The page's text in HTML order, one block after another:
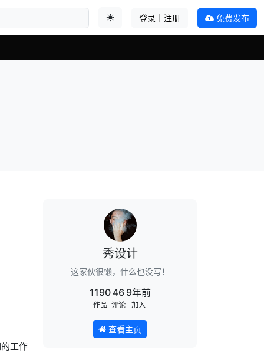
登录｜注册 免费发布
工作
秀设计
这家伙很懒，什么也没写！
1190
作品
46
评论
9年前
加入
查看主页